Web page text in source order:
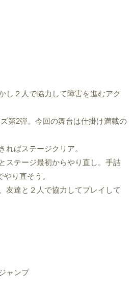
し２人で協力して障害を進むアク
第2弾。今回の舞台は仕掛け満載の
ればステージクリア。
ステージ最初からやり直し。手詰
り直そう。
友達と２人で協力してプレイして
ャンプ